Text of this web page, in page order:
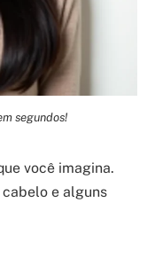
segundos!
você imagina.
e alguns